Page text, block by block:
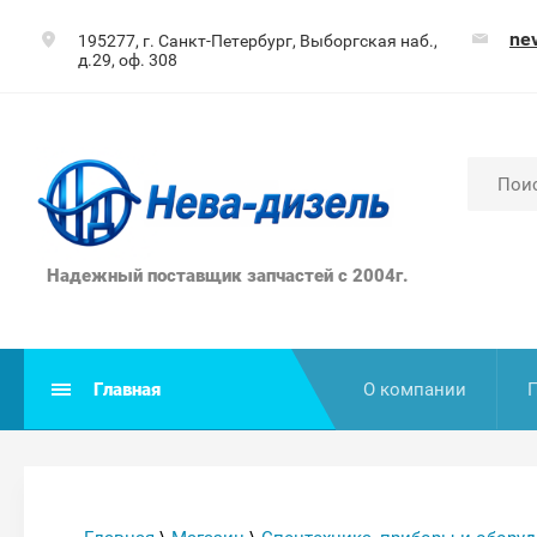
195277, г. Санкт-Петербург, Выборгская наб.,
д.29, оф. 308
Надежный поставщик запчастей с 2004г.
Главная О компании